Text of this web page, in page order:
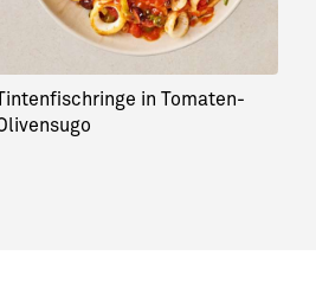
in Tomaten-